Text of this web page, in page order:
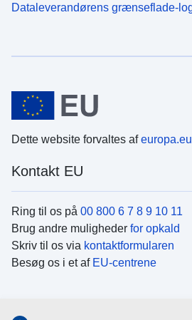
Dataleverandørens grænseflade-
Dette website forvaltes afeuropa.eu
Kontakt EU
Ring til os på 00 800 6 7 8 9 10 11
Brug andre muligheder for opkald
Skriv til os via kontaktformularen
Besøg os i et af EU-centrene